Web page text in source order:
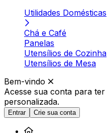
Utilidades Domésticas
Chá e Café
Panelas
Utensílios de Cozinha
Utensílios de Mesa
Bem-vindo
Acesse sua conta para ter
personalizada.
Entrar Crie sua conta